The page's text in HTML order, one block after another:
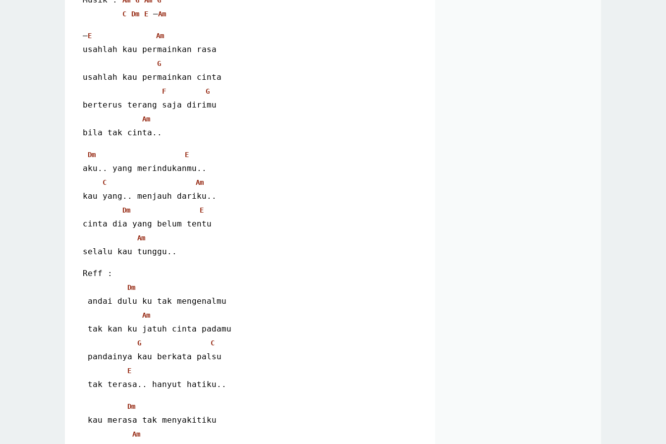
C
Dm E –Am
–E Am
usahlah kau permainkan rasa
G
usahlah kau permainkan cinta
F G
berterus terang saja dirimu
Am
bila tak cinta..
Dm E
aku.. yang merindukanmu..
C Am
kau yang.. menjauh dariku..
Dm E
cinta dia yang belum tentu
Am
selalu kau tunggu..
Reff :
Dm
andai dulu ku tak mengenalmu
Am
tak kan ku jatuh cinta padamu
G C
pandainya kau berkata palsu
E
tak terasa.. hanyut hatiku..
Dm
kau merasa tak menyakitiku
Am